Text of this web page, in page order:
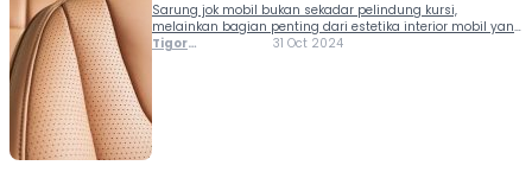
Sarung jok mobil bukan sekadar pelindung kursi,
melainkan bagian penting dari estetika interior mobil yang
kian digemari banyak pemilik kendaraan. Tren memasang
Tigor
31 Oct 2024